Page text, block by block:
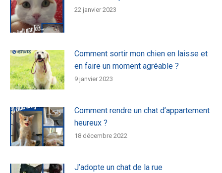
22 janvier 2023
Comment sortir mon chien en laisse et
en faire un moment agréable ?
9 janvier 2023
Comment rendre un chat d’appartement
heureux ?
18 décembre 2022
J’adopte un chat de la rue